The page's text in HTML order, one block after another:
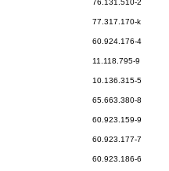
76.131.510-2
77.317.170-k
60.924.176-4
11.118.795-9
10.136.315-5
65.663.380-8
60.923.159-9
60.923.177-7
60.923.186-6